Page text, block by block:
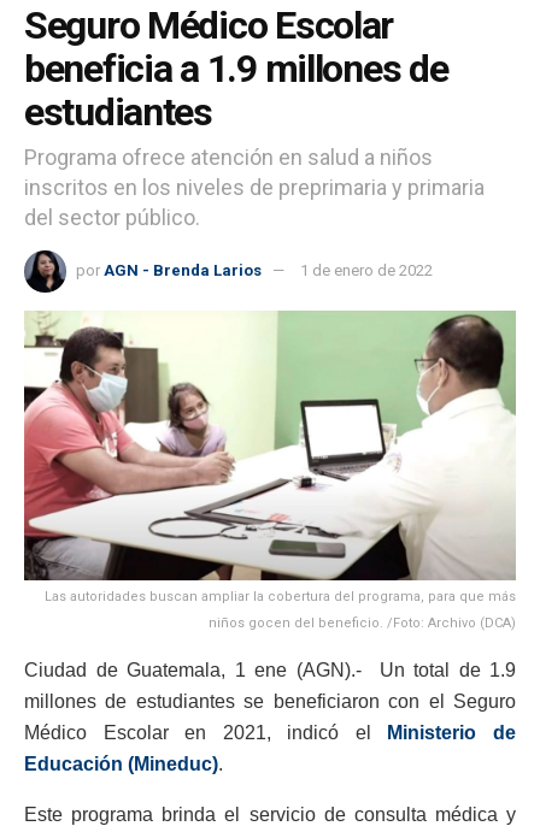
Seguro Médico Escolar
beneficia a 1.9 millones de
estudiantes
Programa ofrece atención en salud a niños
inscritos en los niveles de preprimaria y primaria
del sector público.
por AGN - Brenda Larios 1 de enero de 2022
Las autoridades buscan ampliar la cobertura del programa, para que más
niños gocen del beneficio. /Foto: Archivo (DCA)
Ciudad de Guatemala, 1 ene (AGN).- Un total de 1.9
millones de estudiantes se beneficiaron con el Seguro
Médico Escolar en 2021, indicó el
Ministerio de
Educación (Mineduc).
Este programa brinda el servicio de consulta médica y